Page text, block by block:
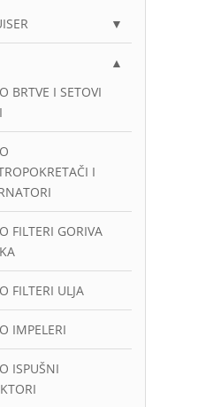
▼
▲
BRTVE I SETOVI
I
FILTERI GORIVA
FILTERI ULJA
IMPELERI
ISPUŠNI